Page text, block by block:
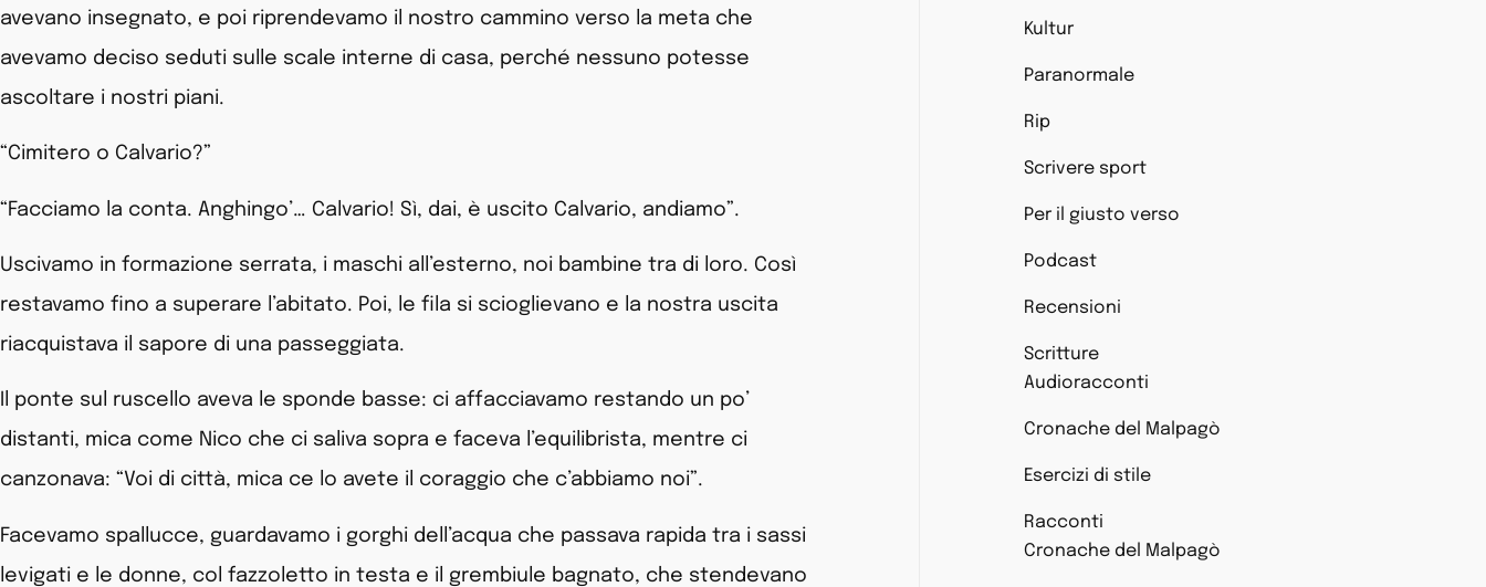
avevano insegnato, e poi riprendevamo il nostro cammino verso la meta che
avevamo deciso seduti sulle scale interne di casa, perché nessuno potesse
ascoltare i nostri piani.
“Cimitero o Calvario?”
“Facciamo la conta. Anghingo’… Calvario! Sì, dai, è uscito Calvario, andiamo”.
Uscivamo in formazione serrata, i maschi all’esterno, noi bambine tra di loro. Così
restavamo fino a superare l’abitato. Poi, le fila si scioglievano e la nostra uscita
riacquistava il sapore di una passeggiata.
Il ponte sul ruscello aveva le sponde basse: ci affacciavamo restando un po’
distanti, mica come Nico che ci saliva sopra e faceva l’equilibrista, mentre ci
canzonava: “Voi di città, mica ce lo avete il coraggio che c’abbiamo noi”.
Facevamo spallucce, guardavamo i gorghi dell’acqua che passava rapida tra i sassi
levigati e le donne, col fazzoletto in testa e il grembiule bagnato, che stendevano
Kultur
Paranormale
Rip
Scrivere sport
Per il giusto verso
Podcast
Recensioni
Scritture
Audioracconti
Cronache del Malpagò
Esercizi di stile
Racconti
Cronache del Malpagò